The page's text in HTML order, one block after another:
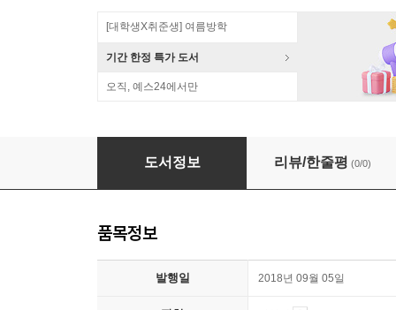
[대학생X취준생] 여름방학
기간 한정 특가 도서
오직, 예스24에서만
스마트한 임상심리학
도서정보 리뷰/한줄평 (0/0)
품목정보
발행일 2018년 09월 05일